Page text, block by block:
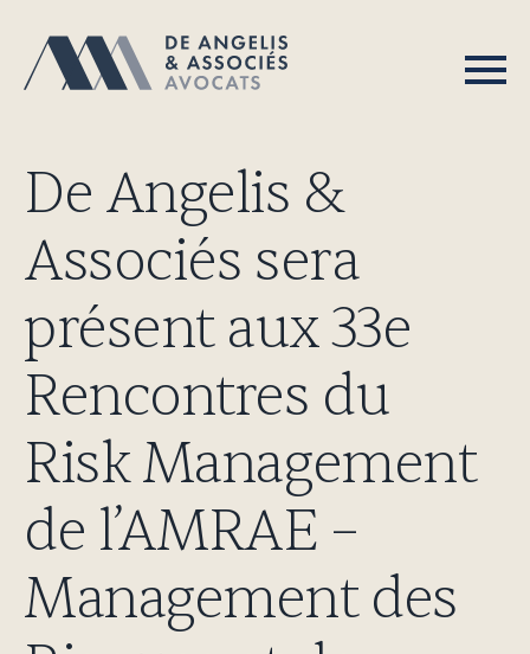
De Angelis &
Associés sera
présent aux 33e
Rencontres du
Risk Management
de l’AMRAE –
Management des